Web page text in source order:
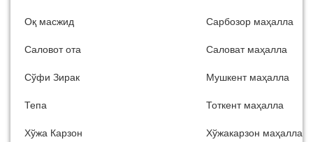
Оқ масжид Сарбозор маҳалла
Саловот ота Саловат маҳалла
Сўфи Зирак Мушкент маҳалла
Тепа Тоткент маҳалла
Хўжа Карзон Хўжакарзон маҳалла